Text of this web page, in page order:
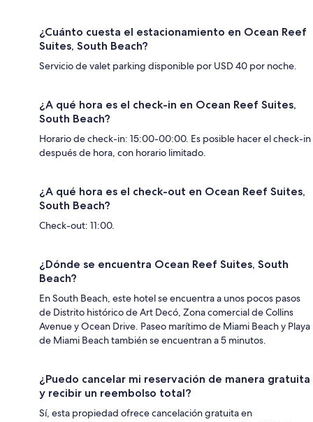
¿Cuánto cuesta el estacionamiento en Ocean Reef
Suites, South Beach?
Servicio de valet parking disponible por USD 40 por noche.
¿A qué hora es el check-in en Ocean Reef Suites,
South Beach?
Horario de check-in: 15:00-00:00. Es posible hacer el check-in
después de hora, con horario limitado.
¿A qué hora es el check-out en Ocean Reef Suites,
South Beach?
Check-out: 11:00.
¿Dónde se encuentra Ocean Reef Suites, South
Beach?
En South Beach, este hotel se encuentra a unos pocos pasos
de Distrito histórico de Art Decó, Zona comercial de Collins
Avenue y Ocean Drive. Paseo marítimo de Miami Beach y Playa
de Miami Beach también se encuentran a 5 minutos.
¿Puedo cancelar mi reservación de manera gratuita
y recibir un reembolso total?
Sí, esta propiedad ofrece cancelación gratuita en